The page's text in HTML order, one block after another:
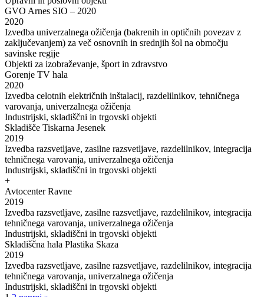
GVO Arnes SIO – 2020
2020
Izvedba univerzalnega ožičenja (bakrenih in optičnih povezav z
zaključevanjem) za več osnovnih in srednjih šol na območju
savinske regije
Objekti za izobraževanje, šport in zdravstvo
Gorenje TV hala
2020
Izvedba celotnih električnih inštalacij, razdelilnikov, tehničnega
varovanja, univerzalnega ožičenja
Industrijski, skladiščni in trgovski objekti
Skladišče Tiskarna Jesenek
2019
Izvedba razsvetljave, zasilne razsvetljave, razdelilnikov, integracija
tehničnega varovanja, univerzalnega ožičenja
Industrijski, skladiščni in trgovski objekti
+
Avtocenter Ravne
2019
Izvedba razsvetljave, zasilne razsvetljave, razdelilnikov, integracija
tehničnega varovanja, univerzalnega ožičenja
Industrijski, skladiščni in trgovski objekti
Skladiščna hala Plastika Skaza
2019
Izvedba razsvetljave, zasilne razsvetljave, razdelilnikov, integracija
tehničnega varovanja, univerzalnega ožičenja
Industrijski, skladiščni in trgovski objekti